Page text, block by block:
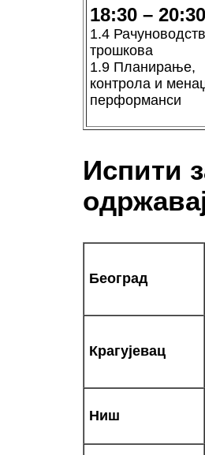
18:30 – 20:30
1.4
трошкова
1.9 Планирање,
контрола и
перформанси
Испити
Београд
Крагујевац
Ниш